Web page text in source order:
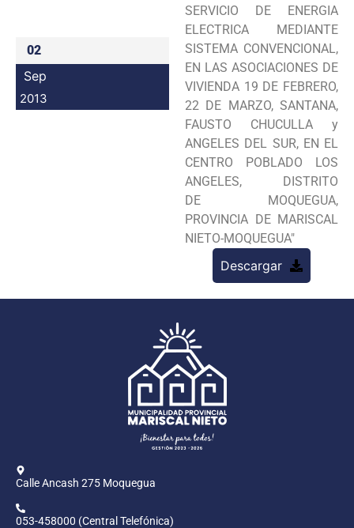
02
Sep
2013
SERVICIO DE ENERGIA
ELECTRICA MEDIANTE
SISTEMA CONVENCIONAL,
EN LAS ASOCIACIONES DE
VIVIENDA 19 DE FEBRERO,
22 DE MARZO, SANTANA,
FAUSTO CHUCULLA y
ANGELES DEL SUR, EN EL
CENTRO POBLADO LOS
ANGELES, DISTRITO
DE MOQUEGUA,
PROVINCIA DE MARISCAL
NIETO-MOQUEGUA"
Descargar
Calle Ancash 275 Moquegua
053-458000 (Central Telefónica)